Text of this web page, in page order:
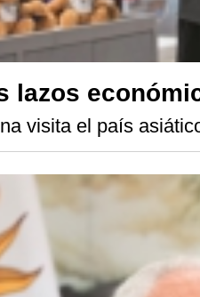
lazos
visita el país